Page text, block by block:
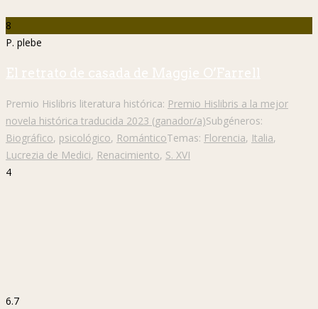
8
P. plebe
El retrato de casada de Maggie O’Farrell
Premio Hislibris literatura histórica: Premio Hislibris a la mejor
novela histórica traducida 2023 (ganador/a)Subgéneros:
Biográfico, psicológico, RománticoTemas: Florencia, Italia,
Lucrezia de Medici, Renacimiento, S. XVI
4
6.7